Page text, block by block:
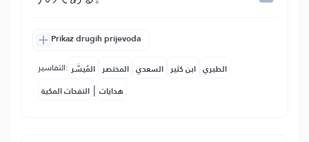
Prikaz drugih prijevoda
التفاسير: المُيسَّر المختصر السعدي ابن كثير الطبري
النفحات المكية | هدايات